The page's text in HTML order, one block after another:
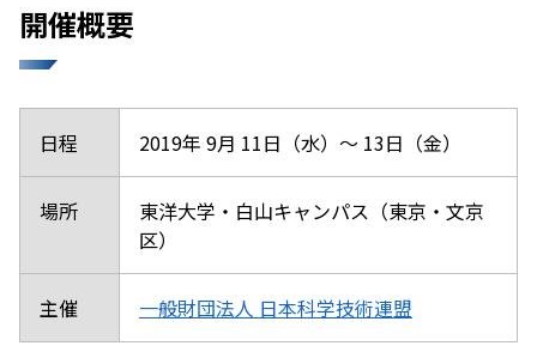
開催概要
日程 2019年 9月 11日（水）～ 13日（金）
場所
東洋大学・白山キャンパス（東京・文京
区）
主催 一般財団法人 日本科学技術連盟